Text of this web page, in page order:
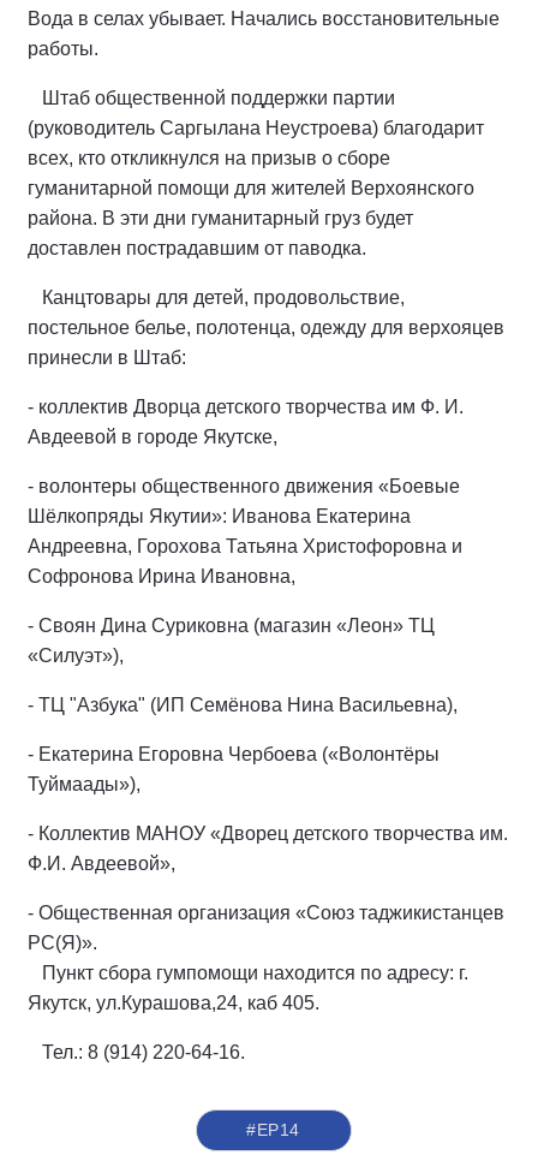
Вода в селах убывает. Начались восстановительные
работы.
Штаб общественной поддержки партии
(руководитель Саргылана Неустроева) благодарит
всех, кто откликнулся на призыв о сборе
гуманитарной помощи для жителей Верхоянского
района. В эти дни гуманитарный груз будет
доставлен пострадавшим от паводка.
Канцтовары для детей, продовольствие,
постельное белье, полотенца, одежду для верхояцев
принесли в Штаб:
- коллектив Дворца детского творчества им Ф. И.
Авдеевой в городе Якутске,
- волонтеры общественного движения «Боевые
Шёлкопряды Якутии»: Иванова Екатерина
Андреевна, Горохова Татьяна Христофоровна и
Софронова Ирина Ивановна,
- Своян Дина Суриковна (магазин «Леон» ТЦ
«Силуэт»),
- ТЦ "Азбука" (ИП Семёнова Нина Васильевна),
- Екатерина Егоровна Чербоева («Волонтёры
Туймаады»),
- Коллектив МАНОУ «Дворец детского творчества им.
Ф.И. Авдеевой»,
- Общественная организация «Союз таджикистанцев
РС(Я)».
Пункт сбора гумпомощи находится по адресу: г.
Якутск, ул.Курашова,24, каб 405.
Тел.: 8 (914) 220-64-16.
#ЕР14